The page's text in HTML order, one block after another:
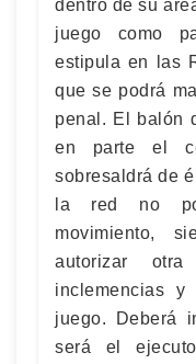
dentro de su
juego como
estipula en las
que se podrá
penal. El balón
en parte el
sobresaldrá de
la red no
movimiento,
autorizar
inclemencias
juego. Deberá
será el